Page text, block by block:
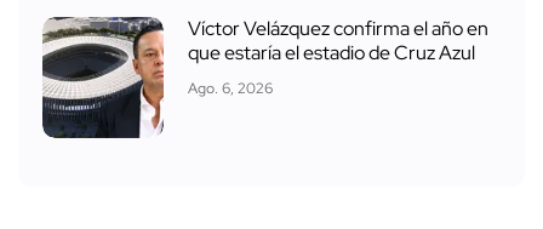
Víctor Velázquez confirma el año en
que estaría el estadio de Cruz Azul
Ago. 6, 2026